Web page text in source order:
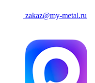
zakaz@my-metal.ru